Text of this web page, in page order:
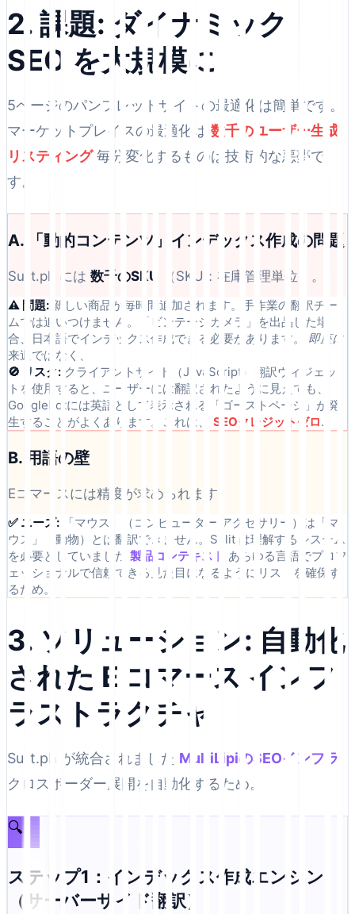
2. 課題: ダイナミック
SEO を大規模に
5ページのパンフレットサイトの最適化は簡単です。
マーケットプレイスの最適化は 数千のユーザー生成
リスティング毎分変化するものは技術的な悪夢で
す。
A. 「動的コンテンツ」インデックス作成の問題
Sulit.ph には 数千のSKU （SKU：在庫管理単位）。
⚠️ 問題: 新しい商品が毎時間追加されます。手作業の翻訳チー
ムでは追いつけません。「ビンテージカメラ」を出品した場
合、日本語でインデックス作成できる必要があります。 即座に
来週ではなく、
🚫 リスク: クライアントサイド（JavaScript）翻訳ウィジェッ
トを使用すると、ユーザーには翻訳されたように見えても、
Googlebotには英語として表示される「ゴーストページ」が発
生することがよくあります。これは、 SEOクレジットゼロ.
B. 用語の壁
Eコマースには精度が求められます。
✅ ニーズ: 「マウス」（コンピューター アクセサリー）は「マ
ウス」（動物）とは翻訳できません。Sulit は理解するシステム
を必要としていました 製品コンテキスト
あらゆる言語でプロフ
ェッショナルで信頼できる見た目になるようにリストを確保す
るため。
3. ソリューション: 自動化
された E コマース インフ
ラストラクチャ
Sulit.ph が統合されました MultiLipiのSEOインフラ
クロスボーダー展開を自動化するため。
🔍
ステップ1：インデックス作成エンジン
（サーバーサイド翻訳）